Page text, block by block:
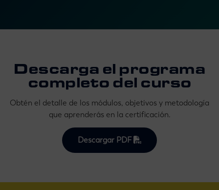
Descarga el programa
completo del curso
Obtén el detalle de los módulos, objetivos y metodología
que aprenderás en la certificación.
Descargar PDF